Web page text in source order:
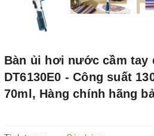
Bàn ủi hơi nước cầm tay
DT6130E0 - Công suất
70ml, Hàng chính hãng